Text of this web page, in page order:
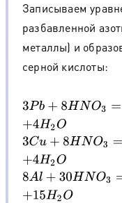
Записываем
разбавленной
металлы) и
серной кислоты:
3Pb+ 8H NO3=3Pb( NO
3Cu+ 8H NO3=3Cu( NO
8Al+ 30HNO3=8Al(N